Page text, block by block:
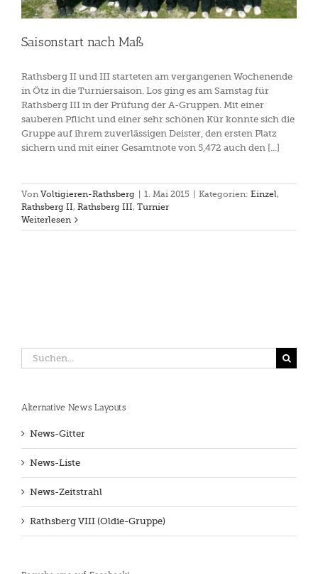
Saisonstart nach Maß
Rathsberg II und III starteten am vergangenen Wochenende
in Ötz in die Turniersaison. Los ging es am Samstag für
Rathsberg III in der Prüfung der A-Gruppen. Mit einer
sauberen Pflicht und einer sehr schönen Kür konnte sich die
Gruppe auf ihrem zuverlässigen Deister, den ersten Platz
sichern und mit einer Gesamtnote von 5,472 auch den [...]
Von Voltigieren-Rathsberg 1. Mai 2015 Kategorien: Einzel,
Rathsberg II, Rathsberg III, Turnier
Weiterlesen
Suche
nach:
Alternative News Layouts
News-Gitter
News-Liste
News-Zeitstrahl
Rathsberg VIII (Oldie-Gruppe)